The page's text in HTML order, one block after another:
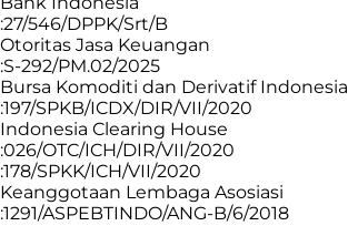
:27/546/DPPK/Srt/B
Otoritas Jasa Keuangan
:S-292/PM.02/2025
Bursa Komoditi dan Derivatif Indonesia
:197/SPKB/ICDX/DIR/VII/2020
Indonesia Clearing House
:026/OTC/ICH/DIR/VII/2020
:178/SPKK/ICH/VII/2020
Keanggotaan Lembaga Asosiasi
:1291/ASPEBTINDO/ANG-B/6/2018